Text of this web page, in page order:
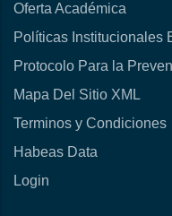
Oferta Académica
Políticas Institucionales
Protocolo Para la
Mapa Del Sitio XML
Terminos y Condiciones
Habeas Data
Login